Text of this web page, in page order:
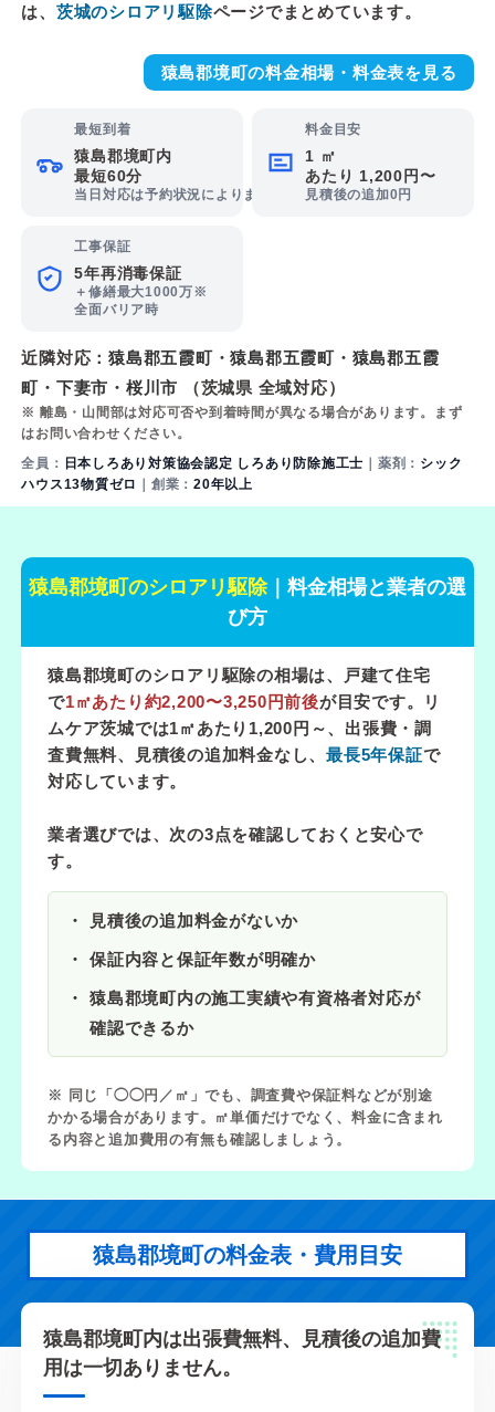
は、 茨城のシロアリ駆除ページでまとめています。
猿島郡境町の料金相場・料金表を見る
最短到着
猿島郡境町内
最短60分
当日対応は予約状況によります
料金目安
1 ㎡
あたり 1,200円〜
見積後の追加0円
工事保証
5年再消毒保証
＋修繕最大1000万※
全面バリア時
近隣対応：猿島郡五霞町・猿島郡五霞町・ 猿島郡五霞
町 ・ 下妻市 ・ 桜川市 （茨城県 全域対応）
※ 離島・山間部は対応可否や到着時間が異なる場合があります。まず
はお問い合わせください。
全員： 日本しろあり対策協会認定 しろあり防除施工士 ｜薬剤： シック
ハウス13物質ゼロ ｜創業：20年以上
猿島郡境町のシロアリ駆除｜料金相場と業者の選
び方
猿島郡境町のシロアリ駆除の相場は、戸建て住宅
で1㎡あたり約2,200〜3,250円前後が目安です。リ
ムケア茨城では1㎡あたり1,200円～、出張費・調
査費無料、見積後の追加料金なし、 最長5年保証で
対応しています。
業者選びでは、次の3点を確認しておくと安心で
す。
見積後の追加料金がないか
保証内容と保証年数が明確か
猿島郡境町内の施工実績や有資格者対応が
確認できるか
※ 同じ「◯◯円／㎡」でも、調査費や保証料などが別途
かかる場合があります。㎡単価だけでなく、料金に含まれ
る内容と追加費用の有無も確認しましょう。
猿島郡境町の料金表・費用目安
猿島郡境町内は出張費無料、見積後の追加費
用は一切ありません。